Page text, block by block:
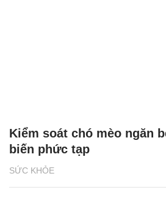
SỨC KHỎE
Kiểm soát chó mèo ngăn
biến phức tạp